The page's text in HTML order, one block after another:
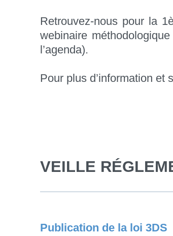
Retrouvez-nous pour la
webinaire
l’agenda).
Pour plus d’information et
VEILLE
Publication de la loi 3DS